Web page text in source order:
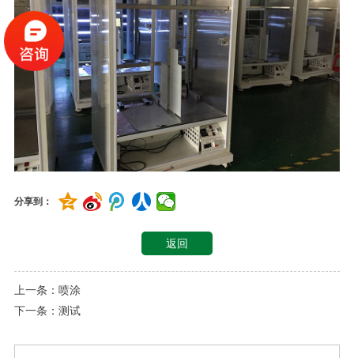
分享到：
返回
上一条：喷涂
下一条：测试